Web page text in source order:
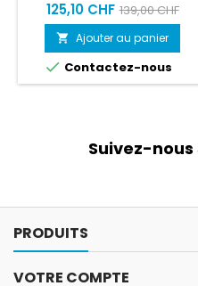
4 125 50/125 Hauteur 71 cm
(Grande taille)
125,10 CHF 139,00 CHF
 Ajouter au panier
 Contactez-nous
Suivez-
PRODUITS
VOTRE COMPTE